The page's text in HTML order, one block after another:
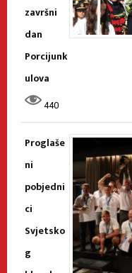
završni
dan
Porcijunk
ulova
440
Proglaše
ni
pobjedni
ci
Svjetsko
g